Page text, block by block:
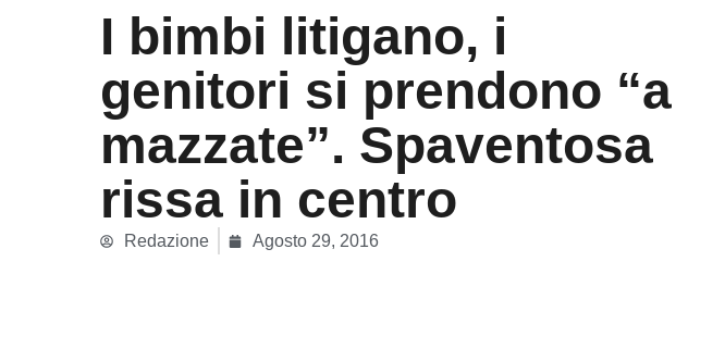
I bimbi litigano, i
genitori si prendono “a
mazzate”. Spaventosa
rissa in centro
Redazione Agosto 29, 2016